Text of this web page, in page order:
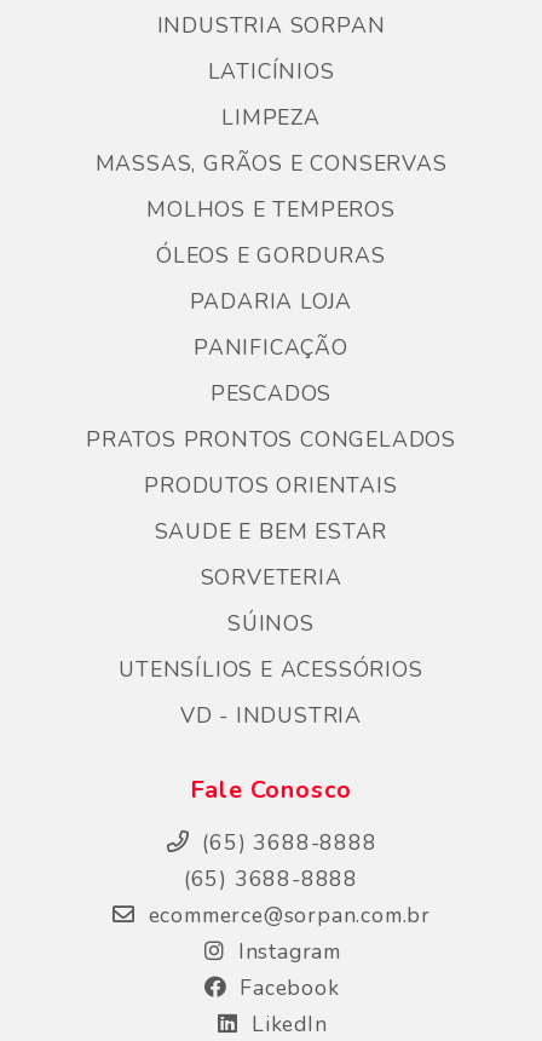
INDUSTRIA SORPAN
LATICÍNIOS
LIMPEZA
MASSAS, GRÃOS E CONSERVAS
MOLHOS E TEMPEROS
ÓLEOS E GORDURAS
PADARIA LOJA
PANIFICAÇÃO
PESCADOS
PRATOS PRONTOS CONGELADOS
PRODUTOS ORIENTAIS
SAUDE E BEM ESTAR
SORVETERIA
SÚINOS
UTENSÍLIOS E ACESSÓRIOS
VD - INDUSTRIA
Fale Conosco
(65) 3688-8888
(65) 3688-8888
ecommerce@sorpan.com.br
Instagram
Facebook
LikedIn